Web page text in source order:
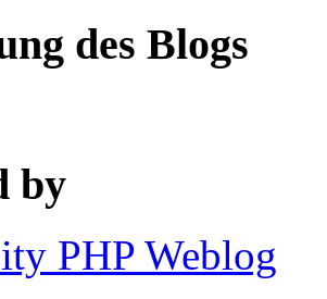
des Blogs
by
PHP Weblog